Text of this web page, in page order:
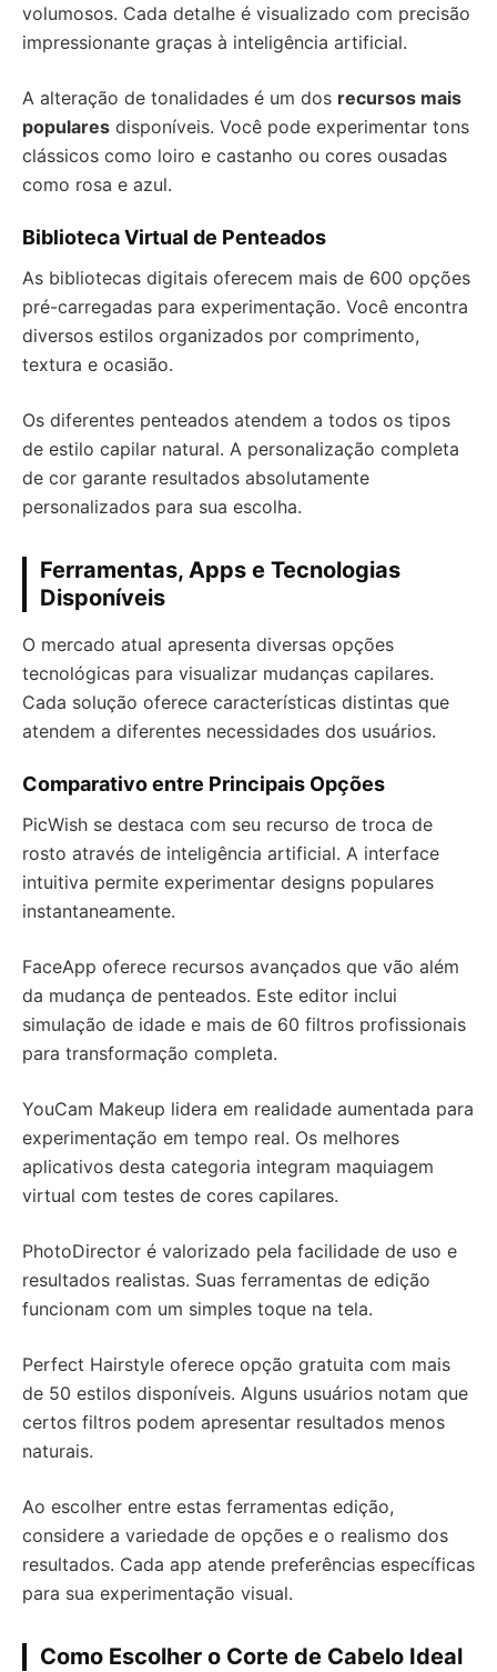
volumosos. Cada detalhe é visualizado com precisão
impressionante graças à inteligência artificial.
A alteração de tonalidades é um dos recursos mais
populares disponíveis. Você pode experimentar tons
clássicos como loiro e castanho ou cores ousadas
como rosa e azul.
Biblioteca Virtual de Penteados
As bibliotecas digitais oferecem mais de 600 opções
pré-carregadas para experimentação. Você encontra
diversos estilos organizados por comprimento,
textura e ocasião.
Os diferentes penteados atendem a todos os tipos
de estilo capilar natural. A personalização completa
de cor garante resultados absolutamente
personalizados para sua escolha.
Ferramentas, Apps e Tecnologias
Disponíveis
O mercado atual apresenta diversas opções
tecnológicas para visualizar mudanças capilares.
Cada solução oferece características distintas que
atendem a diferentes necessidades dos usuários.
Comparativo entre Principais Opções
PicWish se destaca com seu recurso de troca de
rosto através de inteligência artificial. A interface
intuitiva permite experimentar designs populares
instantaneamente.
FaceApp oferece recursos avançados que vão além
da mudança de penteados. Este editor inclui
simulação de idade e mais de 60 filtros profissionais
para transformação completa.
YouCam Makeup lidera em realidade aumentada para
experimentação em tempo real. Os melhores
aplicativos desta categoria integram maquiagem
virtual com testes de cores capilares.
PhotoDirector é valorizado pela facilidade de uso e
resultados realistas. Suas ferramentas de edição
funcionam com um simples toque na tela.
Perfect Hairstyle oferece opção gratuita com mais
de 50 estilos disponíveis. Alguns usuários notam que
certos filtros podem apresentar resultados menos
naturais.
Ao escolher entre estas ferramentas edição,
considere a variedade de opções e o realismo dos
resultados. Cada app atende preferências específicas
para sua experimentação visual.
Como Escolher o Corte de Cabelo Ideal